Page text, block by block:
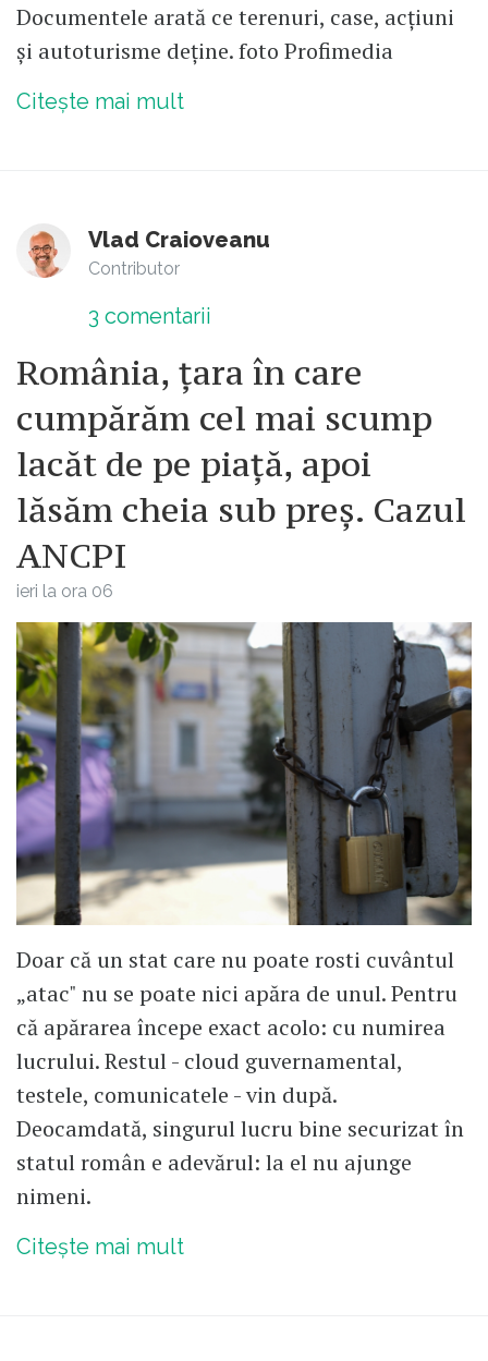
Documentele arată ce terenuri, case, acțiuni
și autoturisme deține. foto Profimedia
Citește mai mult
Vlad Craioveanu
Contributor
3 comentarii
România, țara în care
cumpărăm cel mai scump
lacăt de pe piață, apoi
lăsăm cheia sub preș. Cazul
ANCPI
ieri la ora 06
Doar că un stat care nu poate rosti cuvântul
„atac" nu se poate nici apăra de unul. Pentru
că apărarea începe exact acolo: cu numirea
lucrului. Restul - cloud guvernamental,
testele, comunicatele - vin după.
Deocamdată, singurul lucru bine securizat în
statul român e adevărul: la el nu ajunge
nimeni.
Citește mai mult